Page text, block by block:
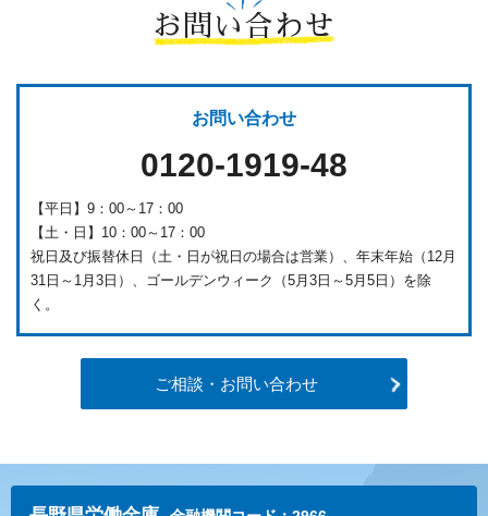
お問い合わせ
お問い合わせ
0120-1919-48
【平日】9：00～17：00
【土・日】10：00～17：00
祝日及び振替休日（土・日が祝日の場合は営業）、年末年始（12月
31日～1月3日）、ゴールデンウィーク（5月3日～5月5日）を除
く。
ご相談・お問い合わせ